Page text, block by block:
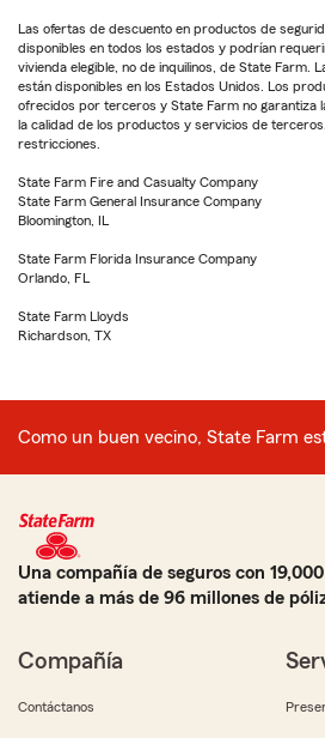
Las ofertas de descuento en productos de
disponibles en todos los estados y podrían
vivienda elegible, no de inquilinos, de State Farm.
están disponibles en los Estados Unidos. Los
ofrecidos por terceros y State Farm no garantiza
la calidad de los productos y servicios de
restricciones.
State Farm Fire and Casualty Company
State Farm General Insurance Company
Bloomington, IL
State Farm Florida Insurance Company
Orlando, FL
State Farm Lloyds
Richardson, TX
Como un buen vecino, State Farm
Una compañía de seguros con
atiende a más de 96 millones de
Compañía
Contáctanos